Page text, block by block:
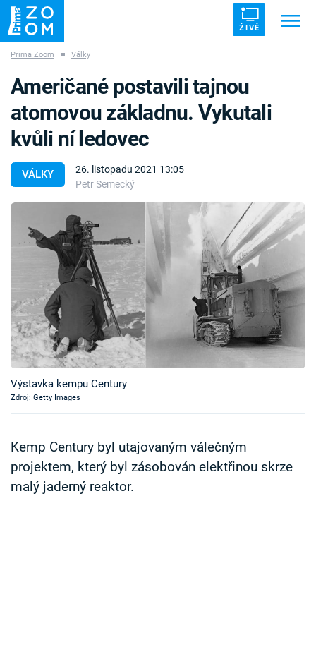
ŽIVĚ
ZÁHADY VETŘELCI DÁVNOVĚKU
Témata
Témata
Pořady
TV Program
Časopis
Sledujte prima+
Sledujte nás
Prima Zoom ■ Války
VÁLKY
26. listopadu 2021 13:05
Petr Semecký
Američané postavili tajnou
atomovou základnu. Vykutali
kvůli ní ledovec
Výstavka kempu Century
Zdroj: Getty Images
Kemp Century byl utajovaným válečným
projektem, který byl zásobován elektřinou skrze
malý jaderný reaktor.